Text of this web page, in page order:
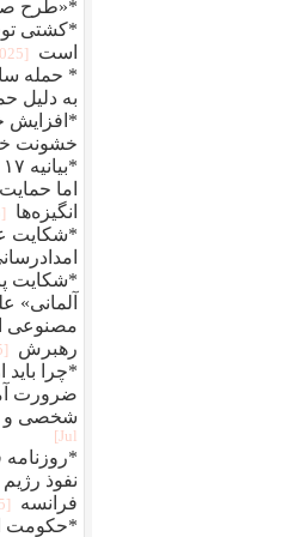
*«طرح
*کشتی
است
[2025 Sep]
* حمله
به دلیل
*افزایش
خشونت
اما
انگیزه‌ها
[2025 Jul]
*شکایت
*شکایت
آلمانی»
مصنوعی
رهبرش
[2025 Jul]
*چرا
ضرورت
شخصی و
Jul]
*روزنامه
نفوذ
فرانسه
[2025 Jul]
*حکومت